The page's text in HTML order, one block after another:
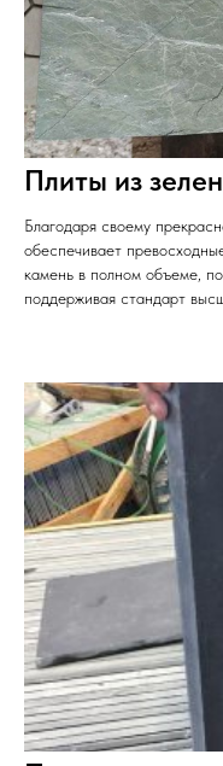
Плиты из
Благодаря своему
обеспечивает
камень в полном объеме,
поддерживая стандарт